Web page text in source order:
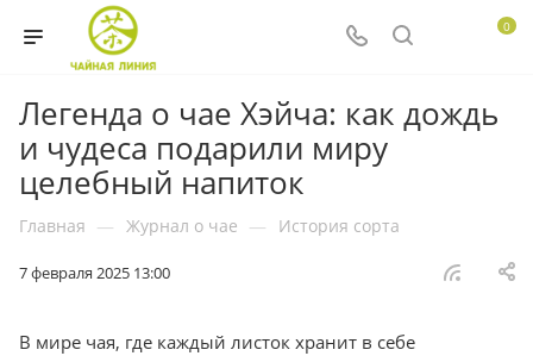
0
Легенда о чае Хэйча: как дождь
и чудеса подарили миру
целебный напиток
Главная — Журнал о чае — История сорта
7 февраля 2025 13:00
В мире чая, где каждый листок хранит в себе